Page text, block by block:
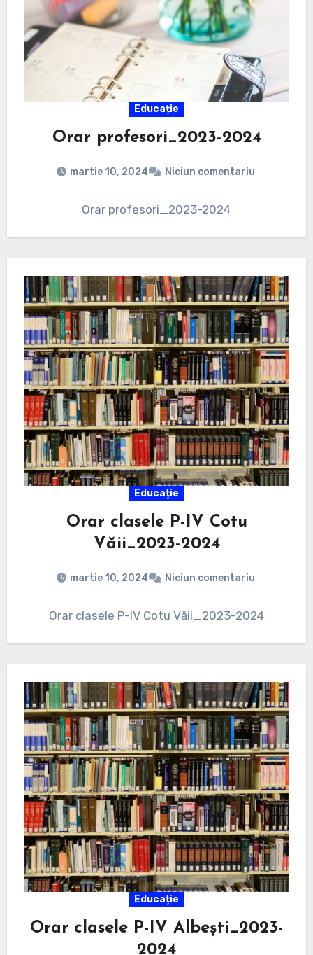
Educație
Orar profesori_2023-2024
martie 10, 2024 Niciun comentariu
Orar profesori_2023-2024
Educație
Orar clasele P-IV Cotu
Văii_2023-2024
martie 10, 2024 Niciun comentariu
Orar clasele P-IV Cotu Văii_2023-2024
Educație
Orar clasele P-IV Albești_2023-
2024